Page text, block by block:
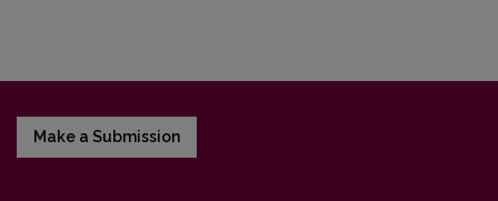
Make a Submission